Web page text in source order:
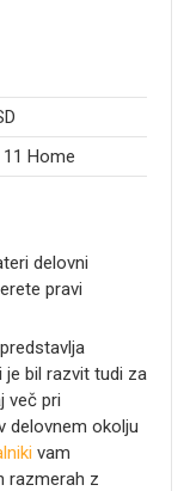
Home
delovni
pravi
predstavlja
je bil razvit tudi za
več pri
delovnem okolju
vam
razmerah z